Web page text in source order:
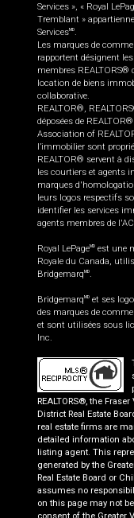
Services », « Royal
Tremblant »
ServicesMD.
Les marques de
rapportent désignent
membres REALTORS®
location de biens
collaborative.
REALTOR®,
déposées de
Association of
l’immobilier sont
REALTOR® servent à
les courtiers et agents
marques
leurs logos respectifs
identifier les services
agents membres de
Royal LePageMD est une
Royale du Canada,
BridgemarqMD.
BridgemarqMD et ses
des marques de
et sont utilisées sous
Inc.
REALTORS®, the
District Real Estate
real estate firms are
detailed information
listing agent. This
generated by the
Real Estate Board or
assumes no
on this page may not